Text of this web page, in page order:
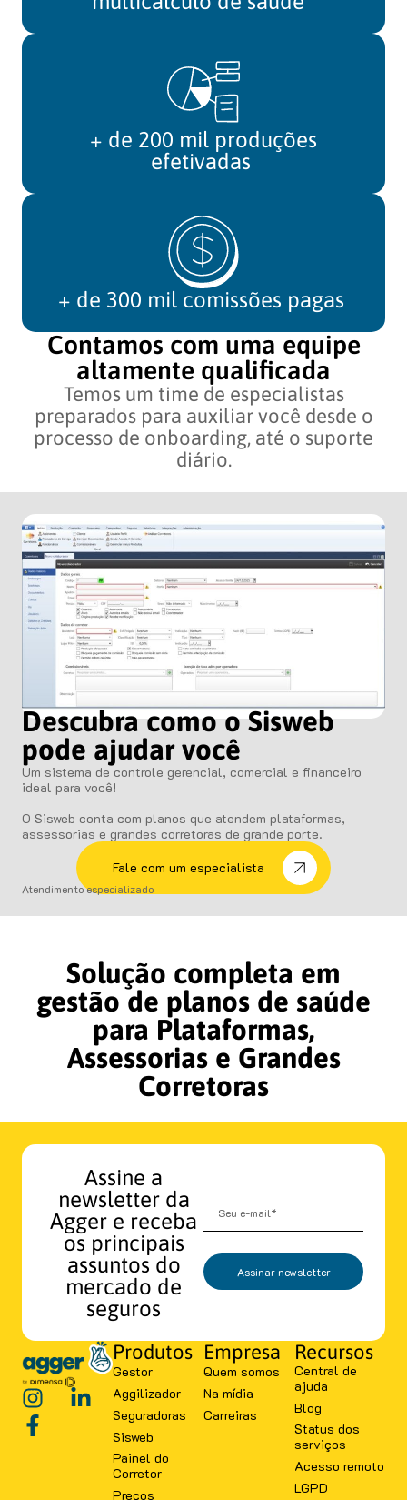
+ de 200 mil produções
efetivadas
+ de 300 mil comissões pagas
Contamos com uma equipe
altamente qualificada
Temos um time de especialistas
preparados para auxiliar você desde o
processo de onboarding, até o suporte
diário.
Descubra como o Sisweb
pode ajudar você
Um sistema de controle gerencial, comercial e financeiro
ideal para você!
O Sisweb conta com planos que atendem plataformas,
assessorias e grandes corretoras de grande porte.
Fale com um especialista
Atendimento especializado
Solução completa em
gestão de planos de saúde
para Plataformas,
Assessorias e Grandes
Corretoras
Assine a
newsletter da
Agger e receba
os principais
assuntos do
mercado de
seguros
Assinar newsletter
Produtos
Gestor
Aggilizador
Seguradoras
Sisweb
Painel do
Corretor
Preços
Empresa
Quem somos
Na mídia
Carreiras
Recursos
Central de
ajuda
Blog
Status dos
serviços
Acesso remoto
LGPD